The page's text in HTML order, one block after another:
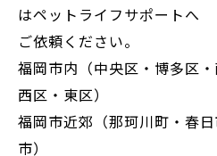
はペットライフサポートへ
ご依頼ください。
福岡市内（中央区・博多区
西区・東区）
福岡市近郊（那珂川町・春
市）